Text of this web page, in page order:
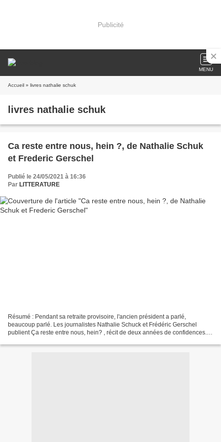
Publicité
MENU
Accueil » livres nathalie schuk
livres nathalie schuk
Ca reste entre nous, hein ?, de Nathalie Schuk
et Frederic Gerschel
Publié le 24/05/2021 à 16:36
Par LITTERATURE
Résumé : Pendant sa retraite provisoire, l'ancien président a parlé,
beaucoup parlé. Les journalistes Nathalie Schuck et Frédéric Gerschel
publient Ça reste entre nous, hein? , récit de deux années de confidences.